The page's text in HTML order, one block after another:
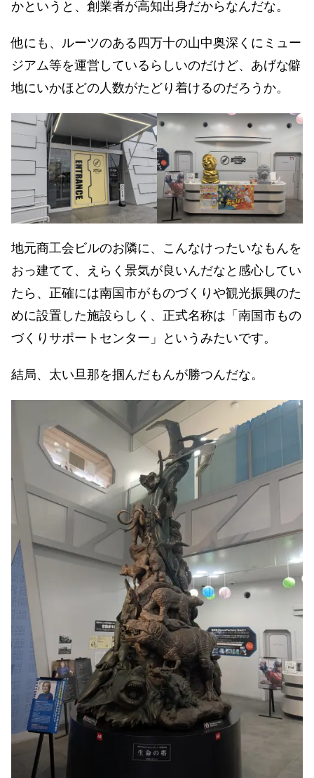
かというと、創業者が高知出身だからなんだな。
他にも、ルーツのある四万十の山中奥深くにミュー
ジアム等を運営しているらしいのだけど、あげな僻
地にいかほどの人数がたどり着けるのだろうか。
地元商工会ビルのお隣に、こんなけったいなもんを
おっ建てて、えらく景気が良いんだなと感心してい
たら、正確には南国市がものづくりや観光振興のた
めに設置した施設らしく、正式名称は「南国市もの
づくりサポートセンター」というみたいです。
結局、太い旦那を掴んだもんが勝つんだな。